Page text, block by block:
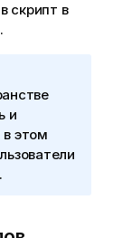
скрипт в
и
этом